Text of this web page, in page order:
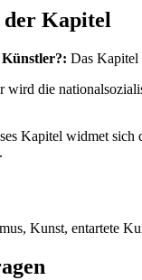
der Kapitel
Das Kapitel
wird die
Kapitel widmet sich
Kunst, entartete